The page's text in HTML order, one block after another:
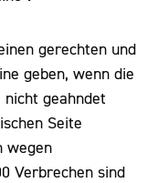
gerechten und
geben, wenn die
geahndet
Seite
wegen
Verbrechen sind